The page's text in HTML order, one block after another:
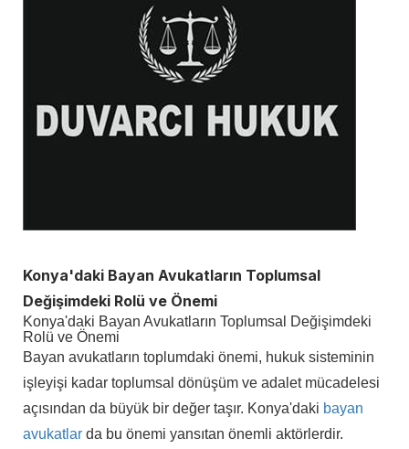
Konya'daki Bayan Avukatların Toplumsal
Değişimdeki Rolü ve Önemi
Konya'daki Bayan Avukatların Toplumsal Değişimdeki
Rolü ve Önemi
Bayan avukatların toplumdaki önemi, hukuk sisteminin
işleyişi kadar toplumsal dönüşüm ve adalet mücadelesi
açısından da büyük bir değer taşır. Konya'daki bayan
avukatlar da bu önemi yansıtan önemli aktörlerdir.